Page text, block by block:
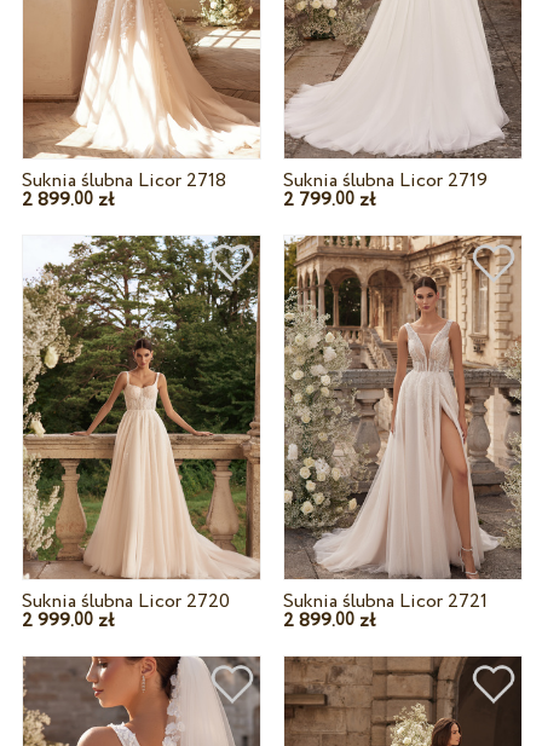
Suknia ślubna Licor 2718
2 899.00zł
Suknia ślubna Licor 2719
2 799.00 zł
Suknia ślubna Licor 2720
2 999.00zł
Suknia ślubna Licor 2721
2 899.00 zł